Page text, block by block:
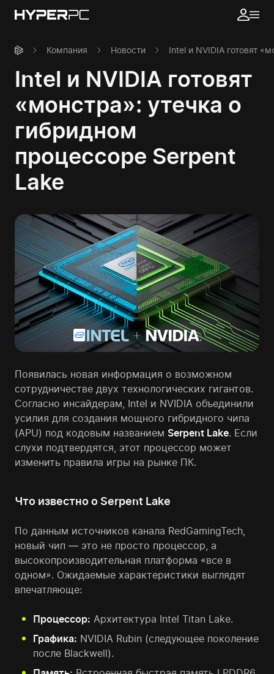
Компания Новости Intel и NVIDIA готовят
Intel и NVIDIA готовят
«монстра»: утечка о
гибридном
процессоре Serpent
Lake
Появилась новая информация о возможном
сотрудничестве двух технологических гигантов.
Согласно инсайдерам, Intel и NVIDIA объединили
усилия для создания мощного гибридного чипа
(APU) под кодовым названием Serpent Lake. Если
слухи подтвердятся, этот процессор может
изменить правила игры на рынке ПК.
Что известно о Serpent Lake
По данным источников канала RedGamingTech,
новый чип — это не просто процессор, а
высокопроизводительная платформа «все в
одном». Ожидаемые характеристики выглядят
впечатляюще:
Процессор: Архитектура Intel Titan Lake.
Графика: NVIDIA Rubin (следующее поколение
после Blackwell).